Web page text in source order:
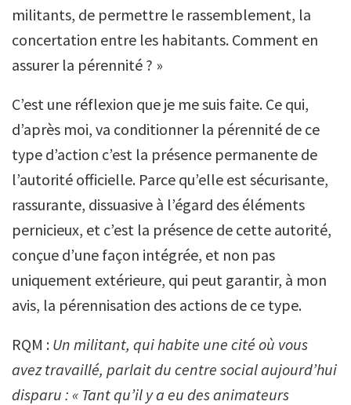
militants, de permettre le rassemblement, la
concertation entre les habitants. Comment en
assurer la pérennité ? »
C’est une réflexion que je me suis faite. Ce qui,
d’après moi, va conditionner la pérennité de ce
type d’action c’est la présence permanente de
l’autorité officielle. Parce qu’elle est sécurisante,
rassurante, dissuasive à l’égard des éléments
pernicieux, et c’est la présence de cette autorité,
conçue d’une façon intégrée, et non pas
uniquement extérieure, qui peut garantir, à mon
avis, la pérennisation des actions de ce type.
RQM : Un militant, qui habite une cité où vous
avez travaillé, parlait du centre social aujourd’hui
disparu : « Tant qu’il y a eu des animateurs